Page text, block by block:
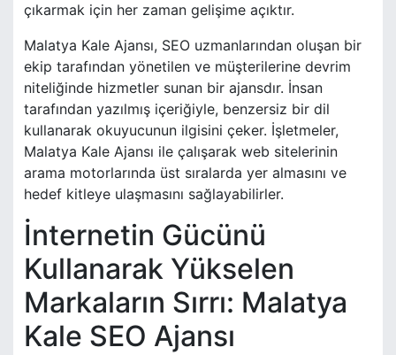
çıkarmak için her zaman gelişime açıktır.
Malatya Kale Ajansı, SEO uzmanlarından oluşan bir
ekip tarafından yönetilen ve müşterilerine devrim
niteliğinde hizmetler sunan bir ajansdır. İnsan
tarafından yazılmış içeriğiyle, benzersiz bir dil
kullanarak okuyucunun ilgisini çeker. İşletmeler,
Malatya Kale Ajansı ile çalışarak web sitelerinin
arama motorlarında üst sıralarda yer almasını ve
hedef kitleye ulaşmasını sağlayabilirler.
İnternetin Gücünü
Kullanarak Yükselen
Markaların Sırrı: Malatya
Kale SEO Ajansı